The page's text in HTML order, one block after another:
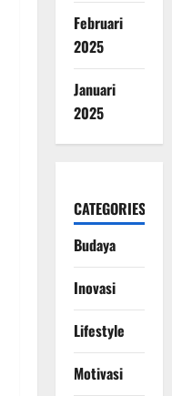
Februari
2025
Januari
2025
CATEGORIES
Budaya
Inovasi
Lifestyle
Motivasi